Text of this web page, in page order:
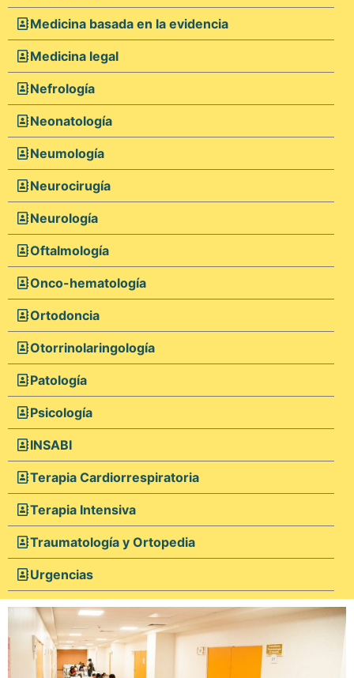
Medicina basada en la evidencia
Medicina legal
Nefrología
Neonatología
Neumología
Neurocirugía
Neurología
Oftalmología
Onco-hematología
Ortodoncia
Otorrinolaringología
Patología
Psicología
INSABI
Terapia Cardiorrespiratoria
Terapia Intensiva
Traumatología y Ortopedia
Urgencias